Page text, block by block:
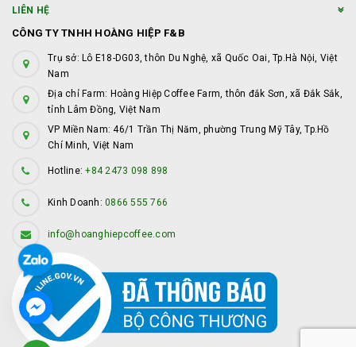
LIÊN HỆ
CÔNG TY TNHH HOÀNG HIỆP F&B
Trụ sở: Lô E18-DG03, thôn Du Nghệ, xã Quốc Oai, Tp.Hà Nội, Việt
Nam
Địa chỉ Farm: Hoàng Hiệp Coffee Farm, thôn đắk Sơn, xã Đắk Sắk,
tỉnh Lâm Đồng, Việt Nam
VP Miền Nam: 46/1 Trần Thị Năm, phường Trung Mỹ Tây, Tp.Hồ
Chí Minh, Việt Nam
Hotline:+84 2473 098 898
Kinh Doanh: 0866 555 766
info@hoanghiepcoffee.com